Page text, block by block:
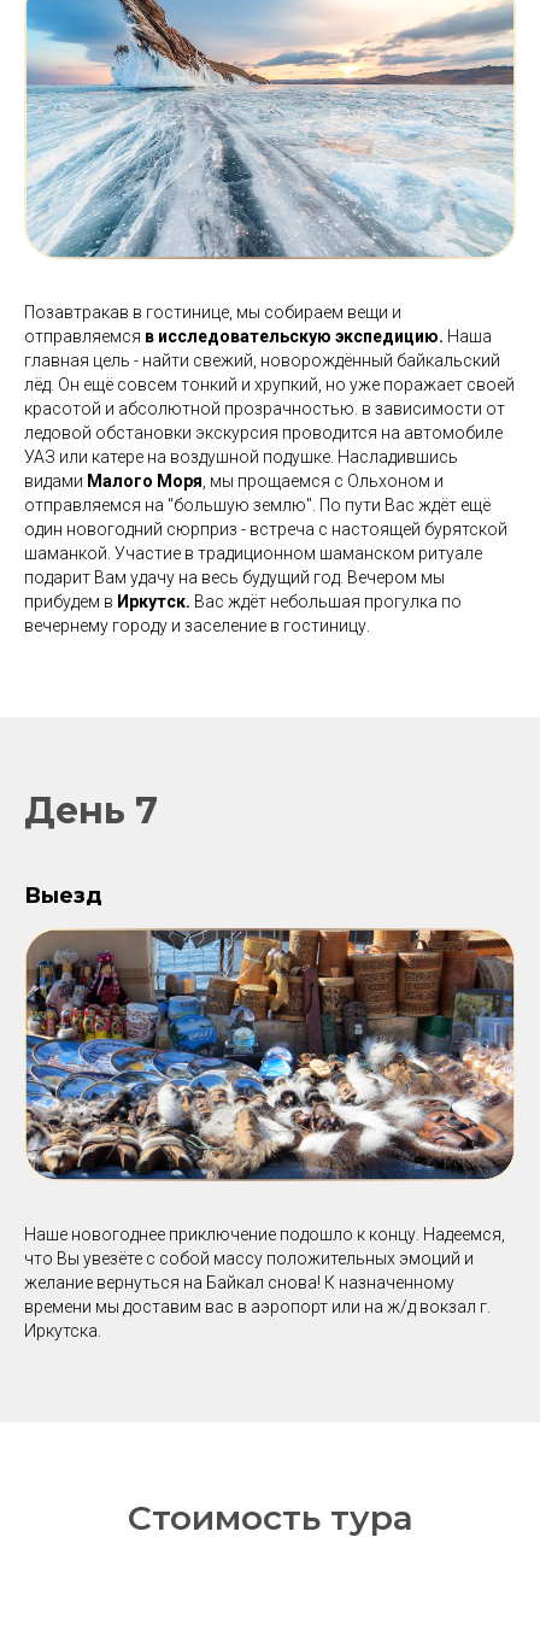
Позавтракав в гостинице, мы собираем вещи и
отправляемся в исследовательскую экспедицию. Наша
главная цель - найти свежий, новорождённый байкальский
лёд. Он ещё совсем тонкий и хрупкий, но уже поражает своей
красотой и абсолютной прозрачностью. в зависимости от
ледовой обстановки экскурсия проводится на автомобиле
УАЗ или катере на воздушной подушке. Насладившись
видами Малого Моря , мы прощаемся с Ольхоном и
отправляемся на "большую землю". По пути Вас ждёт ещё
один новогодний сюрприз - встреча с настоящей бурятской
шаманкой. Участие в традиционном шаманском ритуале
подарит Вам удачу на весь будущий год. Вечером мы
прибудем в Иркутск. Вас ждёт небольшая прогулка по
вечернему городу и заселение в гостиницу.
День 7
Выезд
Наше новогоднее приключение подошло к концу. Надеемся,
что Вы увезёте с собой массу положительных эмоций и
желание вернуться на Байкал снова! К назначенному
времени мы доставим вас в аэропорт или на ж/д вокзал г.
Иркутска.
Стоимость тура